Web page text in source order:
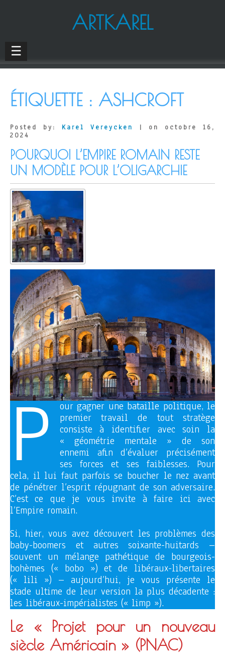
ARTKAREL
☰
ÉTIQUETTE : ASHCROFT
Posted by: Karel Vereycken
| on octobre 16,
2024
POURQUOI L’EMPIRE ROMAIN RESTE
UN MODÈLE POUR L’OLIGARCHIE
P
our gagner une bataille politique, le
premier travail de tout stratège
consiste à identifier avec soin la
« géométrie mentale » de son
ennemi afin d’évaluer précisément
ses forces et ses faiblesses. Pour
cela, il lui faut parfois se boucher le nez avant
de pénétrer l’esprit répugnant de son adversaire.
C’est ce que je vous invite à faire ici avec
l’Empire romain.
Si, hier, vous avez découvert les problèmes des
baby-boomers et autres soixante-huitards –
souvent un mélange pathétique de bourgeois-
bohèmes (« bobo ») et de libéraux-libertaires
(« lili ») – aujourd’hui, je vous présente le
stade ultime de leur version la plus décadente :
les libéraux-impérialistes (« limp »).
Le « Projet pour un nouveau
siècle Américain » (PNAC)